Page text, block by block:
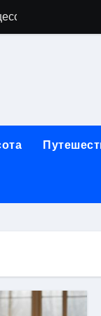
программами,